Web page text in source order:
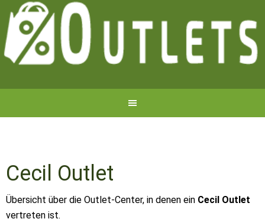
Cecil Outlet
Übersicht über die Outlet-Center, in denen ein Cecil Outlet
vertreten ist.